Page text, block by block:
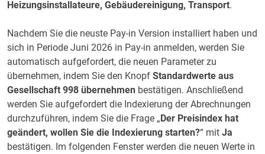
Heizungsinstallateure, Gebäudereinigung, Transport.
Nachdem Sie die neuste Pay-in Version installiert haben und
sich in Periode Juni 2026 in Pay-in anmelden, werden Sie
automatisch aufgefordert, die neuen Parameter zu
übernehmen, indem Sie den Knopf Standardwerte aus
Gesellschaft 998 übernehmen bestätigen. Anschließend
werden Sie aufgefordert die Indexierung der Abrechnungen
durchzuführen, indem Sie die Frage „Der Preisindex hat
geändert, wollen Sie die Indexierung starten?“ mit Ja
bestätigen. Im folgenden Fenster werden die neuen Werte in